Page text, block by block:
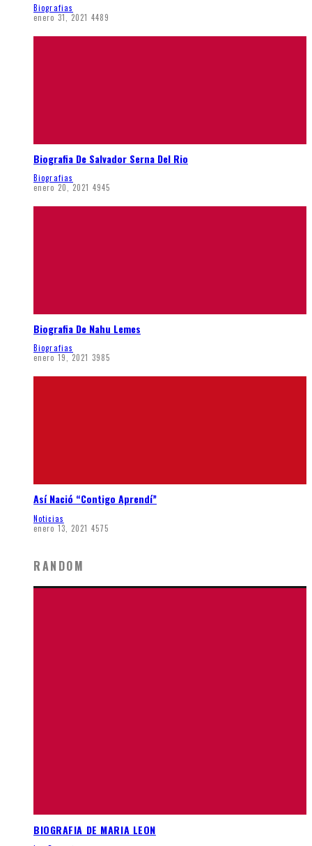
Biografias
enero 31, 2021 4489
Biografia De Salvador Serna Del Rio
Biografias
enero 20, 2021 4945
Biografia De Nahu Lemes
Biografias
enero 19, 2021 3985
Así Nació “Contigo Aprendí”
Noticias
enero 13, 2021 4575
RANDOM
BIOGRAFIA DE MARIA LEON